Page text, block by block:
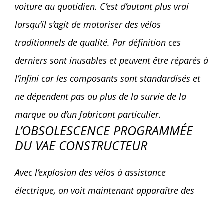
voiture au quotidien. C’est d’autant plus vrai
lorsqu’il s’agit de motoriser des vélos
traditionnels de qualité. Par définition ces
derniers sont inusables et peuvent être réparés à
l’infini car les composants sont standardisés et
ne dépendent pas ou plus de la survie de la
marque ou d’un fabricant particulier.
L’OBSOLESCENCE PROGRAMMÉE
DU VAE CONSTRUCTEUR
Avec l’explosion des vélos à assistance
électrique, on voit maintenant apparaître des